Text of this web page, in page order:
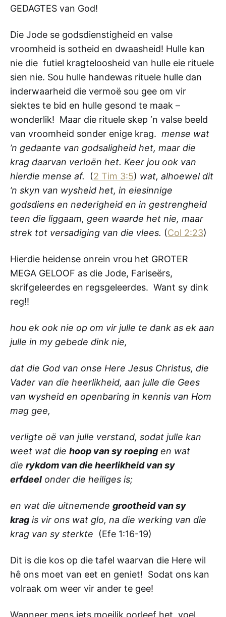
GEDAGTES van God!
Die Jode se godsdienstigheid en valse
vroomheid is sotheid en dwaasheid! Hulle kan
nie die futiel kragteloosheid van hulle eie rituele
sien nie. Sou hulle handewas rituele hulle dan
inderwaarheid die vermoë sou gee om vir
siektes te bid en hulle gesond te maak –
wonderlik! Maar die rituele skep ‘n valse beeld
van vroomheid sonder enige krag. mense wat
’n gedaante van godsaligheid het, maar die
krag daarvan verloën het. Keer jou ook van
hierdie mense af.
(2 Tim 3:5) wat, alhoewel dit
’n skyn van wysheid het, in eiesinnige
godsdiens en nederigheid en in gestrengheid
teen die liggaam, geen waarde het nie, maar
strek tot versadiging van die vlees. (Col 2:23)
Hierdie heidense onrein vrou het GROTER
MEGA GELOOF as die Jode, Fariseërs,
skrifgeleerdes en regsgeleerdes. Want sy dink
reg!!
hou ek ook nie op om vir julle te dank as ek aan
julle in my gebede dink nie,
dat die God van onse Here Jesus Christus, die
Vader van die heerlikheid, aan julle die Gees
van wysheid en openbaring in kennis van Hom
mag gee,
verligte oë van julle verstand, sodat julle kan
weet wat die hoop van sy roeping en wat
die rykdom van die heerlikheid van sy
erfdeel onder die heiliges is;
en wat die uitnemende grootheid van sy
krag is vir ons wat glo, na die werking van die
krag van sy sterkte (Efe 1:16-19)
Dit is die kos op die tafel waarvan die Here wil
hê ons moet van eet en geniet! Sodat ons kan
volraak om weer vir ander te gee!
Wanneer mens iets moeilik oorleef het, voel